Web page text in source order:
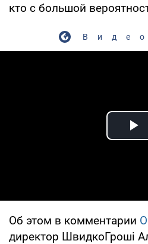
кто с большой
Об этом в комментарии
директор ШвидкоГроші